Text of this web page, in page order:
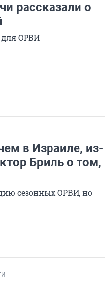
рассказали о
ОРВИ
в Израиле, из-
Бриль о том,
сезонных ОРВИ, но